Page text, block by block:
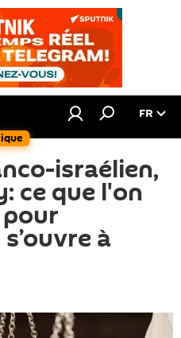
FR
israélien,
ce que l'on
à